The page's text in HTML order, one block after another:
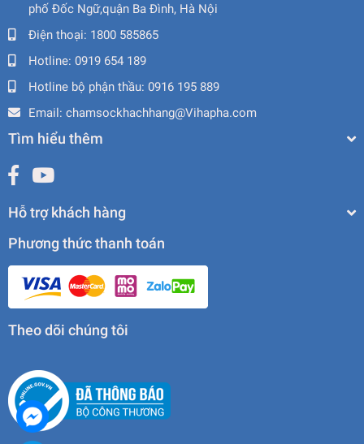
phố Đốc Ngữ,quận Ba Đình, Hà Nội
Điện thoại: 1800 585865
Hotline: 0919 654 189
Hotline bộ phận thầu: 0916 195 889
Email: chamsockhachhang@Vihapha.com
Tìm hiểu thêm
Hỗ trợ khách hàng
Phương thức thanh toán
Theo dõi chúng tôi